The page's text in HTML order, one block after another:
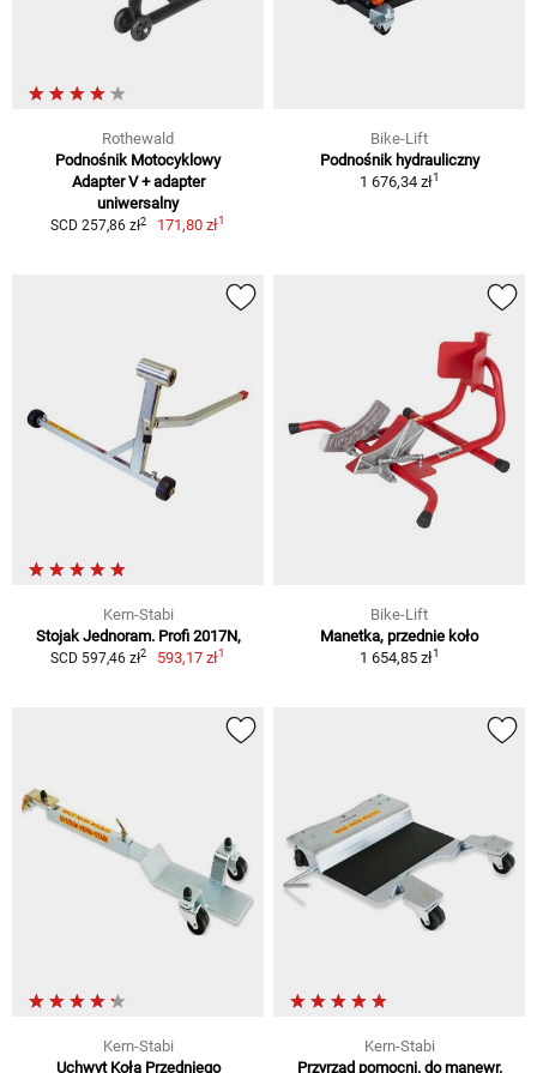
Rothewald
Podnośnik Motocyklowy
Adapter V + adapter
uniwersalny
SCD 257,86 zł2 171,80 zł1
Bike-Lift
Podnośnik hydrauliczny
1 676,34 zł1
Kern-Stabi
Stojak Jednoram. Profi 2017N,
SCD 597,46 zł2 593,17 zł1
Bike-Lift
Manetka, przednie koło
1 654,85 zł1
Kern-Stabi
Uchwyt Koła Przedniego
Kern-Stabi
Przyrząd pomocni. do manewr.